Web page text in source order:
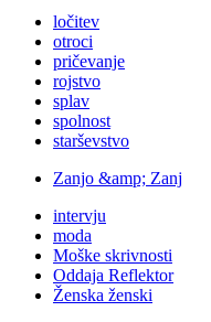
ločitev
otroci
pričevanje
rojstvo
splav
spolnost
starševstvo
Zanjo &amp; Zanj
intervju
moda
Moške skrivnosti
Oddaja Reflektor
Ženska ženski